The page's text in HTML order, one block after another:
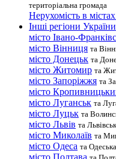
територіальна громада
Нерухомість в
Інші регіони України
місто Івано-
місто Вінниця та
місто Донецьк та
місто Житомир та
місто Запоріжжя та
місто
місто Луганськ та
місто Луцьк та
місто Львів та
місто Миколаїв та
місто Одеса та
місто Полтава